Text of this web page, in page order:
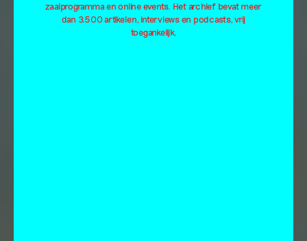
zaalprogramma en online events. Het archief bevat meer
dan 3.500 artikelen, interviews en podcasts, vrij
toegankelijk.